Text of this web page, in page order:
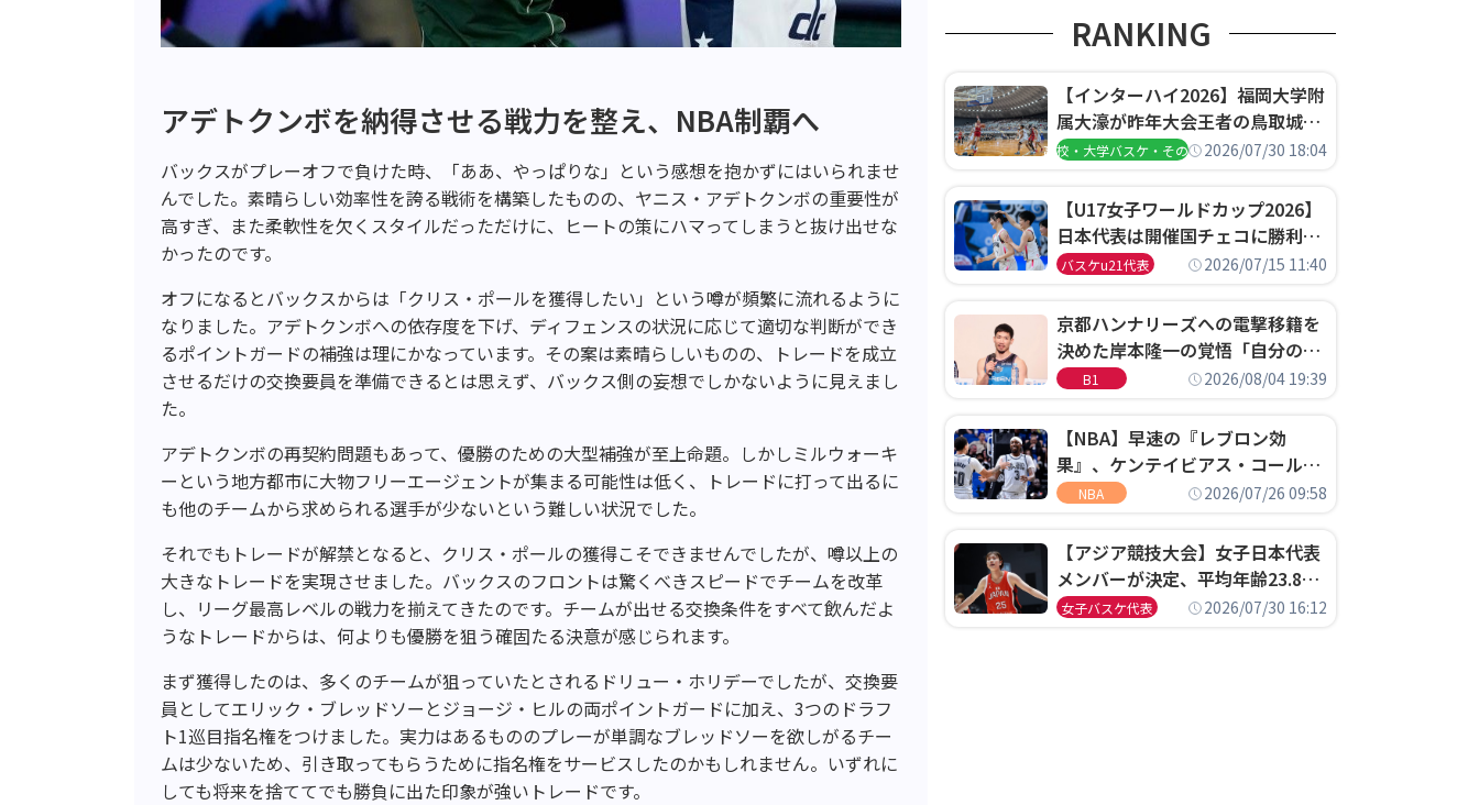
アデトクンボを納得させる戦力を整え、NBA制覇へ
バックスがプレーオフで負けた時、「ああ、やっぱりな」という感想を抱かずにはいられませ
んでした。素晴らしい効率性を誇る戦術を構築したものの、ヤニス・アデトクンボの重要性が
高すぎ、また柔軟性を欠くスタイルだっただけに、ヒートの策にハマってしまうと抜け出せな
かったのです。
オフになるとバックスからは「クリス・ポールを獲得したい」という噂が頻繁に流れるように
なりました。アデトクンボへの依存度を下げ、ディフェンスの状況に応じて適切な判断ができ
るポイントガードの補強は理にかなっています。その案は素晴らしいものの、トレードを成立
させるだけの交換要員を準備できるとは思えず、バックス側の妄想でしかないように見えまし
た。
アデトクンボの再契約問題もあって、優勝のための大型補強が至上命題。しかしミルウォーキ
ーという地方都市に大物フリーエージェントが集まる可能性は低く、トレードに打って出るに
も他のチームから求められる選手が少ないという難しい状況でした。
それでもトレードが解禁となると、クリス・ポールの獲得こそできませんでしたが、噂以上の
大きなトレードを実現させました。バックスのフロントは驚くべきスピードでチームを改革
し、リーグ最高レベルの戦力を揃えてきたのです。チームが出せる交換条件をすべて飲んだよ
うなトレードからは、何よりも優勝を狙う確固たる決意が感じられます。
まず獲得したのは、多くのチームが狙っていたとされるドリュー・ホリデーでしたが、交換要
員としてエリック・ブレッドソーとジョージ・ヒルの両ポイントガードに加え、3つのドラフ
ト1巡目指名権をつけました。実力はあるもののプレーが単調なブレッドソーを欲しがるチー
ムは少ないため、引き取ってもらうために指名権をサービスしたのかもしれません。いずれに
しても将来を捨ててでも勝負に出た印象が強いトレードです。
RANKING
【インターハイ2026】福岡大学附
属大濠が昨年大会王者の鳥取城北
を撃破、大阪薫英女学院は岐阜女
高校・大学バスケ・その他2026/07/30 18:04
【U17女子ワールドカップ2026】
日本代表は開催国チェコに勝利し
て予選グループ3連勝で首位通
決定
バスケu21代表 2026/07/15 11:40
京都ハンナリーズへの電撃移籍を
決めた岸本隆一の覚悟「自分のエ
ゴというちっぽけなことのため
B1 2026/08/04 19:39
【NBA】早速の『レブロン効
果』、ケンテイビアス・コールド
ウェル・ポープがセブンティシク
NBA 2026/07/26 09:58
【アジア競技大会】女子日本代表
メンバーが決定、平均年齢23.8歳
のフレッシュなメンバーが日本開
女子バスケ代表 2026/07/30 16:12